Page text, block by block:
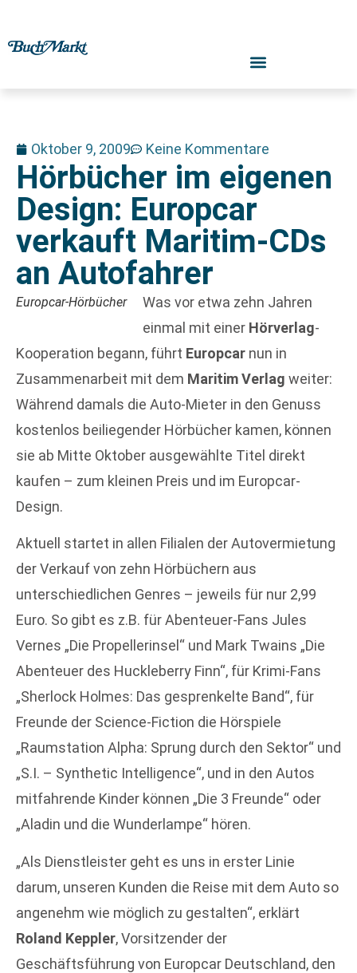
Oktober 9, 2009 Keine Kommentare
Hörbücher im eigenen
Design: Europcar
verkauft Maritim-CDs
an Autofahrer
Europcar-Hörbücher
Was vor etwa zehn Jahren
einmal mit einer Hörverlag-
Kooperation begann, führt Europcar nun in
Zusammenarbeit mit dem Maritim Verlag weiter:
Während damals die Auto-Mieter in den Genuss
kostenlos beiliegender Hörbücher kamen, können
sie ab Mitte Oktober ausgewählte Titel direkt
kaufen – zum kleinen Preis und im Europcar-
Design.
Aktuell startet in allen Filialen der Autovermietung
der Verkauf von zehn Hörbüchern aus
unterschiedlichen Genres – jeweils für nur 2,99
Euro. So gibt es z.B. für Abenteuer-Fans Jules
Vernes „Die Propellerinsel“ und Mark Twains „Die
Abenteuer des Huckleberry Finn“, für Krimi-Fans
„Sherlock Holmes: Das gesprenkelte Band“, für
Freunde der Science-Fiction die Hörspiele
„Raumstation Alpha: Sprung durch den Sektor“ und
„S.I. – Synthetic Intelligence“, und in den Autos
mitfahrende Kinder können „Die 3 Freunde“ oder
„Aladin und die Wunderlampe“ hören.
„Als Dienstleister geht es uns in erster Linie
darum, unseren Kunden die Reise mit dem Auto so
angenehm wie möglich zu gestalten“, erklärt
Roland Keppler, Vorsitzender der
Geschäftsführung von Europcar Deutschland, den